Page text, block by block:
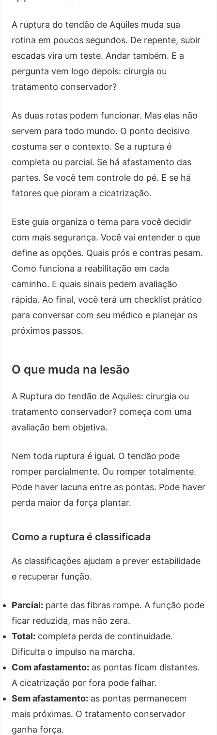
A ruptura do tendão de Aquiles muda sua
rotina em poucos segundos. De repente, subir
escadas vira um teste. Andar também. E a
pergunta vem logo depois: cirurgia ou
tratamento conservador?
As duas rotas podem funcionar. Mas elas não
servem para todo mundo. O ponto decisivo
costuma ser o contexto. Se a ruptura é
completa ou parcial. Se há afastamento das
partes. Se você tem controle do pé. E se há
fatores que pioram a cicatrização.
Este guia organiza o tema para você decidir
com mais segurança. Você vai entender o que
define as opções. Quais prós e contras pesam.
Como funciona a reabilitação em cada
caminho. E quais sinais pedem avaliação
rápida. Ao final, você terá um checklist prático
para conversar com seu médico e planejar os
próximos passos.
O que muda na lesão
A Ruptura do tendão de Aquiles: cirurgia ou
tratamento conservador? começa com uma
avaliação bem objetiva.
Nem toda ruptura é igual. O tendão pode
romper parcialmente. Ou romper totalmente.
Pode haver lacuna entre as pontas. Pode haver
perda maior da força plantar.
Como a ruptura é classificada
As classificações ajudam a prever estabilidade
e recuperar função.
Parcial: parte das fibras rompe. A função pode
ficar reduzida, mas não zera.
Total: completa perda de continuidade.
Dificulta o impulso na marcha.
Com afastamento: as pontas ficam distantes.
A cicatrização por fora pode falhar.
Sem afastamento: as pontas permanecem
mais próximas. O tratamento conservador
ganha força.